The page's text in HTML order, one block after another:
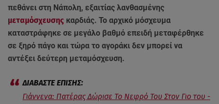
πεθάνει στη Νάπολη, εξαιτίας λανθασμένης
μεταμόσχευσης καρδιάς. Το αρχικό μόσχευμα
καταστράφηκε σε μεγάλο βαθμό επειδή μεταφέρθηκε
σε ξηρό πάγο και τώρα το αγοράκι δεν μπορεί να
αντέξει δεύτερη μεταμόσχευση.
Γιάννενα: Πατέρας Δώρισε Το Νεφρό Του Στον Γιο του -